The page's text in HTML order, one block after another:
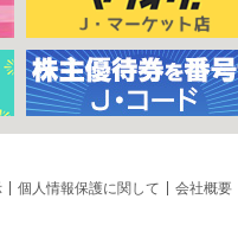
個人情報保護に関して 会社概要